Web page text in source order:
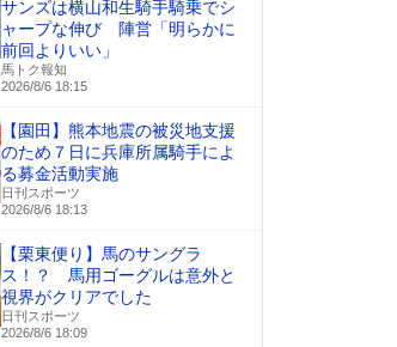
サンズは横山和生騎手騎乗でシ
ャープな伸び 陣営「明らかに
前回よりいい」
馬トク報知
2026/8/6 18:15
【園田】熊本地震の被災地支援
のため７日に兵庫所属騎手によ
る募金活動実施
日刊スポーツ
2026/8/6 18:13
【栗東便り】馬のサングラ
ス！？ 馬用ゴーグルは意外と
視界がクリアでした
日刊スポーツ
2026/8/6 18:09